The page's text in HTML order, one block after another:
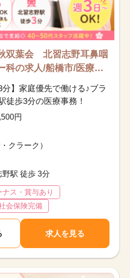
双葉会 北習志野耳鼻咽
科の求人/船橋市/医療事
ク）/派遣
分】家庭優先で働ける♪ブラ
歩3分の医療事務！
円
クラーク）
駅 徒歩 3分
ナス・賞与あり
会保険完備
求人を見る